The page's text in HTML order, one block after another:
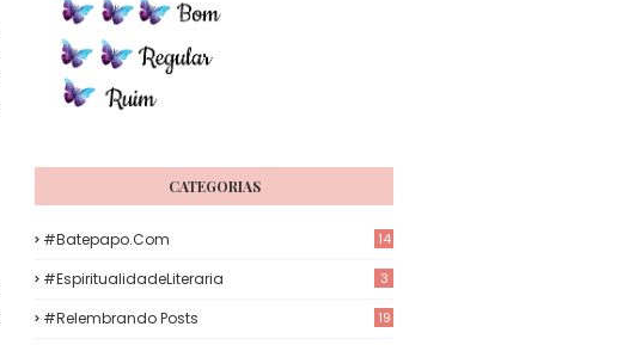
CATEGORIAS
#Batepapo.com 14
#EspiritualidadeLiteraria 3
#Relembrando Posts 19